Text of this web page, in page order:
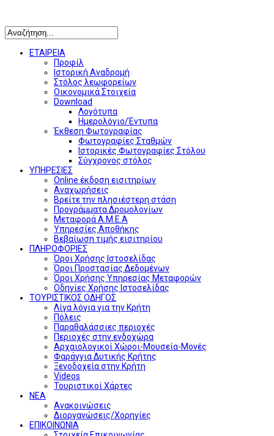
ΕΤΑΙΡΕΙΑ
Προφίλ
Ιστορική Αναδρομή
Στόλος λεωφορείων
Οικονομικά Στοιχεία
Download
Λογότυπα
Ημερολόγιο/Έντυπα
Έκθεση Φωτογραφίας
Φωτογραφίες Σταθμών
Ιστορικές Φωτογραφίες Στόλου
Σύγχρονος στόλος
ΥΠΗΡΕΣΙΕΣ
Online έκδοση εισιτηρίων
Αναχωρήσεις
Βρείτε την πλησιέστερη στάση
Προγράμματα Δρομολογίων
Μεταφορά Α.Μ.Ε.Α
Υπηρεσίες Αποθήκης
Βεβαίωση τιμής εισιτηρίου
ΠΛΗΡΟΦΟΡΙΕΣ
Όροι Χρήσης Ιστοσελίδας
Όροι Προστασίας Δεδομένων
Όροι Χρήσης Υπηρεσίας Μεταφορών
Οδηγίες Χρήσης Ιστοσελίδας
ΤΟΥΡΙΣΤΙΚΟΣ ΟΔΗΓΟΣ
Λίγα λόγια για την Κρήτη
Πόλεις
Παραθαλάσσιες περιοχές
Περιοχές στην ενδοχώρα
Αρχαιολογικοί Χώροι-Μουσεία-Μονές
Φαράγγια Δυτικής Κρήτης
Ξενοδοχεία στην Κρήτη
Videos
Τουριστικοί Χάρτες
ΝΕΑ
Ανακοινώσεις
Διοργανώσεις/Χορηγίες
ΕΠΙΚΟΙΝΩΝΙΑ